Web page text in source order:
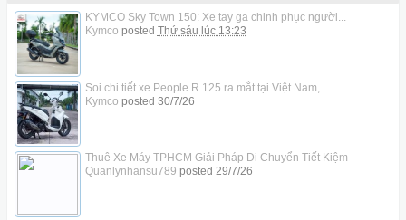
KYMCO Sky Town 150: Xe tay ga chinh phục người...
Kymco posted Thứ sáu lúc 13:23
Soi chi tiết xe People R 125 ra mắt tại Việt Nam,...
Kymco posted 30/7/26
Thuê Xe Máy TPHCM Giải Pháp Di Chuyển Tiết Kiệm
Quanlynhansu789 posted 29/7/26